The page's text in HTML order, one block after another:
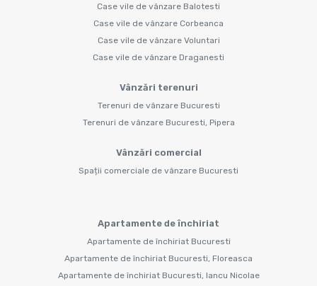
Case vile de vânzare Balotesti
Case vile de vânzare Corbeanca
Case vile de vânzare Voluntari
Case vile de vânzare Draganesti
Vânzări terenuri
Terenuri de vânzare Bucuresti
Terenuri de vânzare Bucuresti, Pipera
Vânzări comercial
Spații comerciale de vânzare Bucuresti
Apartamente de închiriat
Apartamente de închiriat Bucuresti
Apartamente de închiriat Bucuresti, Floreasca
Apartamente de închiriat Bucuresti, Iancu Nicolae